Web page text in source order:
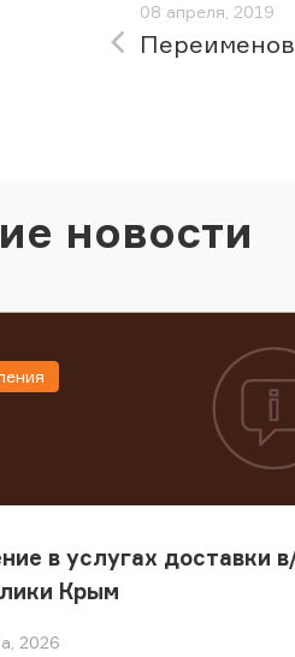
08 апреля, 2019
новости
в услугах доставки
Крым
2026